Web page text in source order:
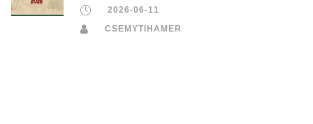
2026-06-11
CSEMYTIHAMER